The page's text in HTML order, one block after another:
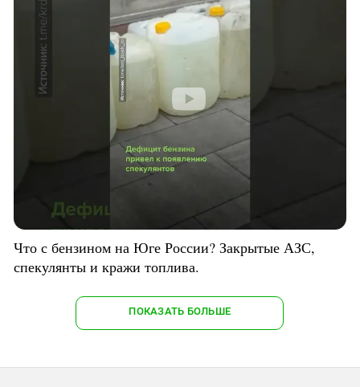
Что с бензином на Юге России? Закрытые АЗС,
спекулянты и кражи топлива.
ПОКАЗАТЬ БОЛЬШЕ